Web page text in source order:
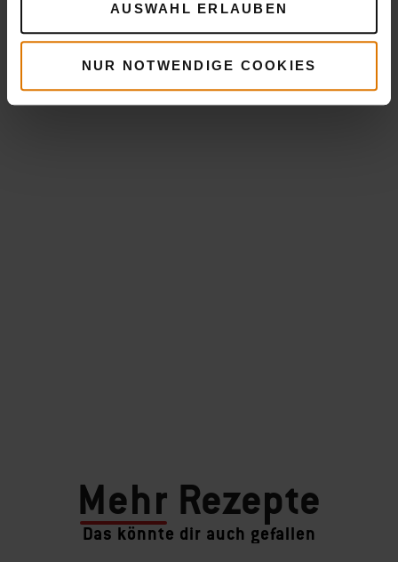
AUSWAHL ERLAUBEN
NUR NOTWENDIGE COOKIES
Mehr Rezepte
Das könnte dir auch gefallen